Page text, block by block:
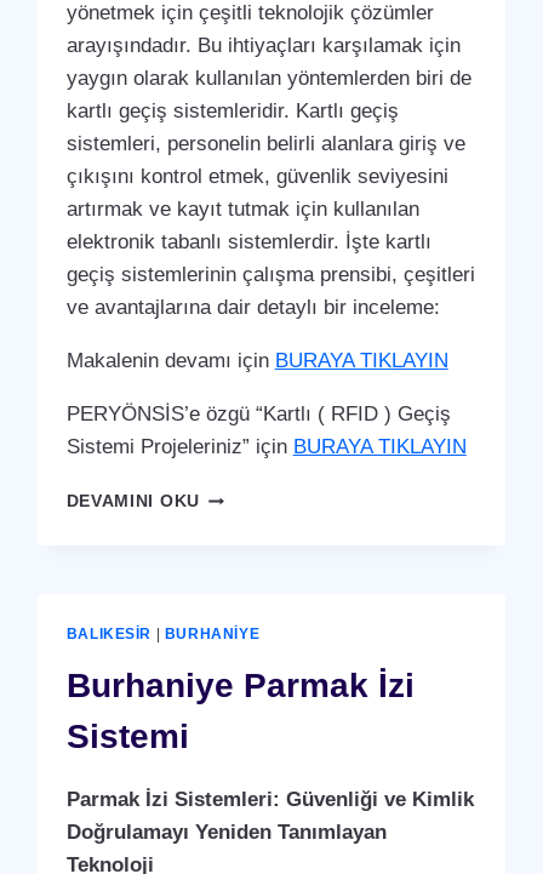
yönetmek için çeşitli teknolojik çözümler
arayışındadır. Bu ihtiyaçları karşılamak için
yaygın olarak kullanılan yöntemlerden biri de
kartlı geçiş sistemleridir. Kartlı geçiş
sistemleri, personelin belirli alanlara giriş ve
çıkışını kontrol etmek, güvenlik seviyesini
artırmak ve kayıt tutmak için kullanılan
elektronik tabanlı sistemlerdir. İşte kartlı
geçiş sistemlerinin çalışma prensibi, çeşitleri
ve avantajlarına dair detaylı bir inceleme:
Makalenin devamı için BURAYA TIKLAYIN
PERYÖNSİS’e özgü “Kartlı ( RFID ) Geçiş
Sistemi Projeleriniz” için BURAYA TIKLAYIN
DEVAMINI OKUBURHANIYE
GEÇIŞ
BALIKESIR BURHANIYE
Burhaniye Parmak İzi
Sistemi
Parmak İzi Sistemleri: Güvenliği ve Kimlik
Doğrulamayı Yeniden Tanımlayan
Teknoloji